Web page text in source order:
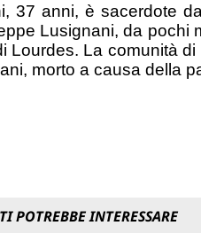
37 anni, è sacerdote
Lusignani, da pochi
Lourdes. La comunità
morto a causa della
POTREBBE INTERESSARE